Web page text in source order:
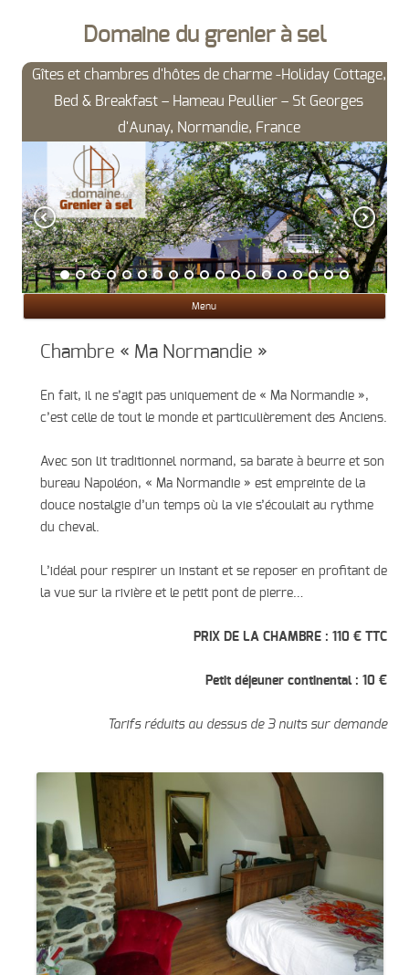
Domaine du grenier à sel
Gîtes et chambres d'hôtes de charme -Holiday Cottage,
Bed & Breakfast – Hameau Peullier – St Georges
d'Aunay, Normandie, France
Menu
Chambre « Ma Normandie »
En fait, il ne s’agit pas uniquement de « Ma Normandie »,
c’est celle de tout le monde et particulièrement des Anciens.
Avec son lit traditionnel normand, sa barate à beurre et son
bureau Napoléon, « Ma Normandie » est empreinte de la
douce nostalgie d’un temps où la vie s’écoulait au rythme
du cheval.
L’idéal pour respirer un instant et se reposer en profitant de
la vue sur la rivière et le petit pont de pierre…
PRIX DE LA CHAMBRE : 110 € TTC
Petit déjeuner continental : 10 €
Tarifs réduits au dessus de 3 nuits sur demande